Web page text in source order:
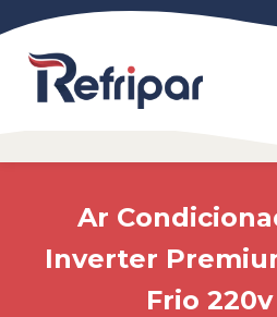
Ar
Inverter
Frio 220v